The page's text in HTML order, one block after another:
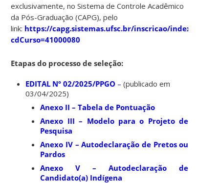
exclusivamente, no Sistema de Controle Acadêmico
da Pós-Graduação (CAPG), pelo
link: https://capg.sistemas.ufsc.br/inscricao/index.xhtml?
cdCurso=41000080
Etapas do processo de seleção:
EDITAL Nº 02/2025/PPGO –(publicado em
03/04/2025)
Anexo II – Tabela de Pontuação
Anexo III – Modelo para o Projeto de
Pesquisa
Anexo IV – Autodeclaração de Pretos ou
Pardos
Anexo V – Autodeclaração de
Candidato(a) Indígena